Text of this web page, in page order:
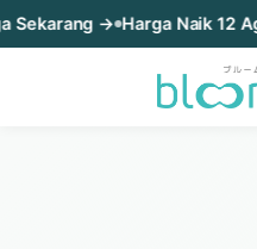
Harga Naik 12 Agustus •